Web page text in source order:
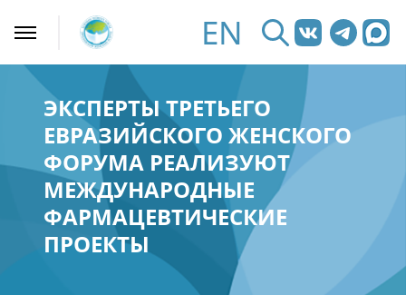
EN
ЭКСПЕРТЫ ТРЕТЬЕГО
ЕВРАЗИЙСКОГО ЖЕНСКОГО
ФОРУМА РЕАЛИЗУЮТ
МЕЖДУНАРОДНЫЕ
ФАРМАЦЕВТИЧЕСКИЕ
ПРОЕКТЫ